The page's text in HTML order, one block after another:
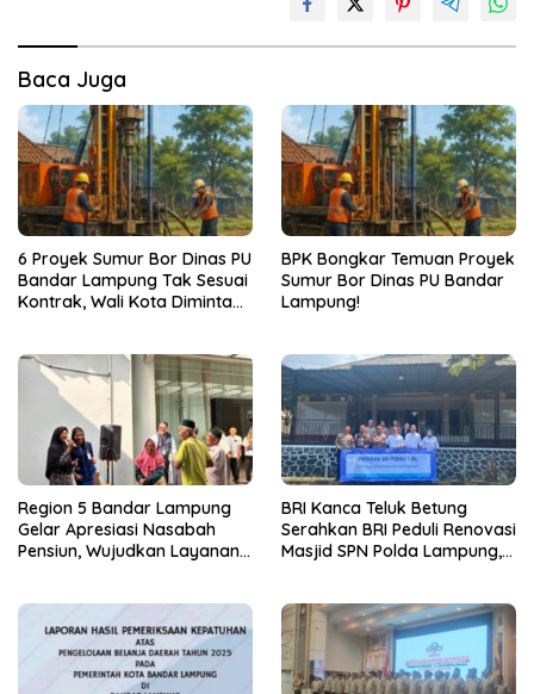
Baca Juga
6 Proyek Sumur Bor Dinas PU
Bandar Lampung Tak Sesuai
Kontrak, Wali Kota Diminta
BPK Bongkar Temuan Proyek
Sumur Bor Dinas PU Bandar
Lampung!
Region 5 Bandar Lampung
Gelar Apresiasi Nasabah
Pensiun, Wujudkan Layanan
BRI Kanca Teluk Betung
Serahkan BRI Peduli Renovasi
Masjid SPN Polda Lampung,